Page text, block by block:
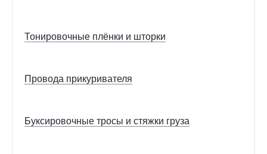
Тонировочные плёнки и шторки
Провода прикуривателя
Буксировочные тросы и стяжки груза